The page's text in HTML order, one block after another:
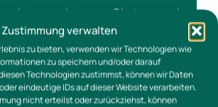
Zustimmung verwalten
zu bieten, verwenden wir Technologien wie
zu speichern und/oder darauf
Technologien zustimmst, können wir Daten
eindeutige IDs auf dieser Website verarbeiten.
nicht erteilst oder zurückziehst, können
moderner Obst- und
ausGanderkesee
verlassen sich täglich auf uns
uns auf unser Team.